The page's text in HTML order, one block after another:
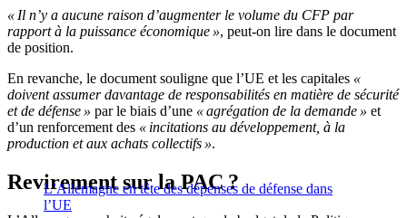
« Il n’y a aucune raison d’augmenter le volume du CFP par
rapport à la puissance économique », peut-on lire dans le document
de position.
En revanche, le document souligne que l’UE et les capitales «
doivent assumer davantage de responsabilités en matière de sécurité
et de défense » par le biais d’une « agrégation de la demande » et
d’un renforcement des « incitations au développement, à la
production et aux achats collectifs ».
L’Allemagne en tête des dépenses de défense dans
l’UE
Revirement sur la PAC ?